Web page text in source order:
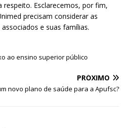
respeito. Esclarecemos, por fim,
precisam considerar as
e suas famílias.
ao ensino superior público
PRÓXIMO
novo plano de saúde para a Apufsc?